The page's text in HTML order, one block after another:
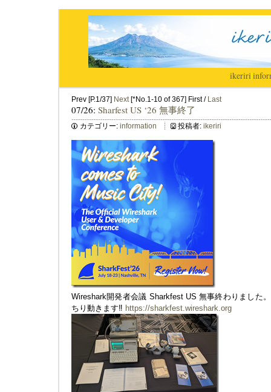
ikeriri|
Prev [P.1/37] Next[*No.1-10 of 367] First / Last
07/26: Sharfest US ‘26 無事終了
カテゴリー: information 投稿者: ikeriri
Wireshark開発者会議 Sharkfest US 無事終わりました
ちり動きます‼︎ https://sharkfest.wireshark.org